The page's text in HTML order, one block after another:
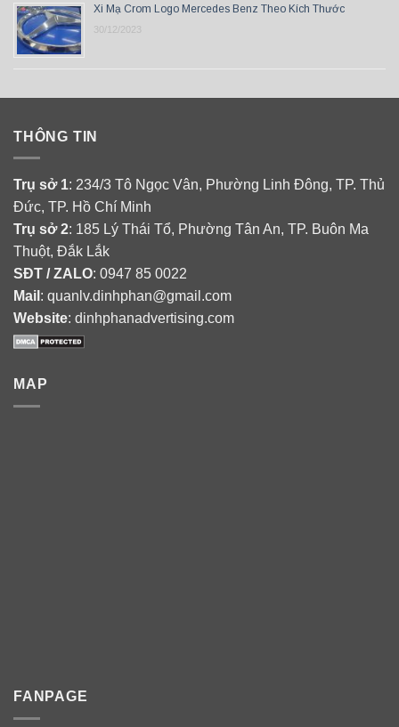
Xi Mạ Crom Logo Mercedes Benz Theo Kích Thước
30/12/2023
THÔNG TIN
Trụ sở 1: 234/3 Tô Ngọc Vân, Phường Linh Đông, TP. Thủ
Đức, TP. Hồ Chí Minh
Trụ sở 2: 185 Lý Thái Tổ, Phường Tân An, TP. Buôn Ma
Thuột, Đắk Lắk
SĐT / ZALO: 0947 85 0022
Mail : quanlv.dinhphan@gmail.com
Website: dinhphanadvertising.com
MAP
FANPAGE